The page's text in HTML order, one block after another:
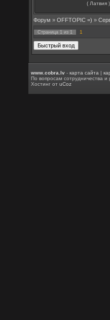
( Латвия )
Форум » OFFTOPIC =) »
Страница 1 из 1 1
www.cobra.lv -карта сайта |
По вопросам сотрудничества
Хостинг отuCoz